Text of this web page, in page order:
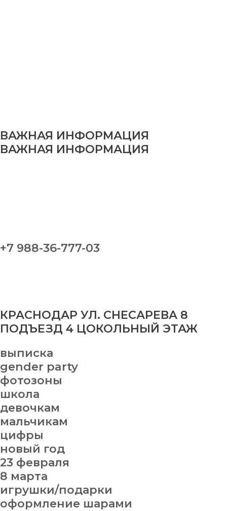
ВАЖНАЯ ИНФОРМАЦИЯ
ВАЖНАЯ ИНФОРМАЦИЯ
+7 988-36-777-03
КРАСНОДАР УЛ. СНЕСАРЕВА 8
ПОДЪЕЗД 4 ЦОКОЛЬНЫЙ ЭТАЖ
выписка
gender party
фотозоны
школа
девочкам
мальчикам
цифры
новый год
23 февраля
8 марта
игрушки/подарки
оформление шарами